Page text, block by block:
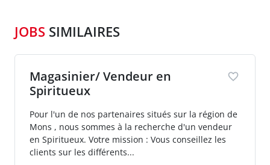
JOBS SIMILAIRES
Magasinier/ Vendeur en
Spiritueux
Pour l'un de nos partenaires situés sur la région de
Mons , nous sommes à la recherche d'un vendeur
en Spiritueux. Votre mission : Vous conseillez les
clients sur les différents...